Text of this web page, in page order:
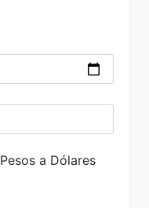
Pesos a Dólares